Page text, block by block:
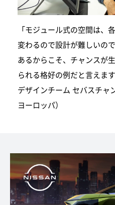
「モジュール式の空間は、
変わるので設計が難しいの
あるからこそ、チャンスが
られる格好の例だと言えま
デザインチーム セバスチャ
ヨーロッパ）